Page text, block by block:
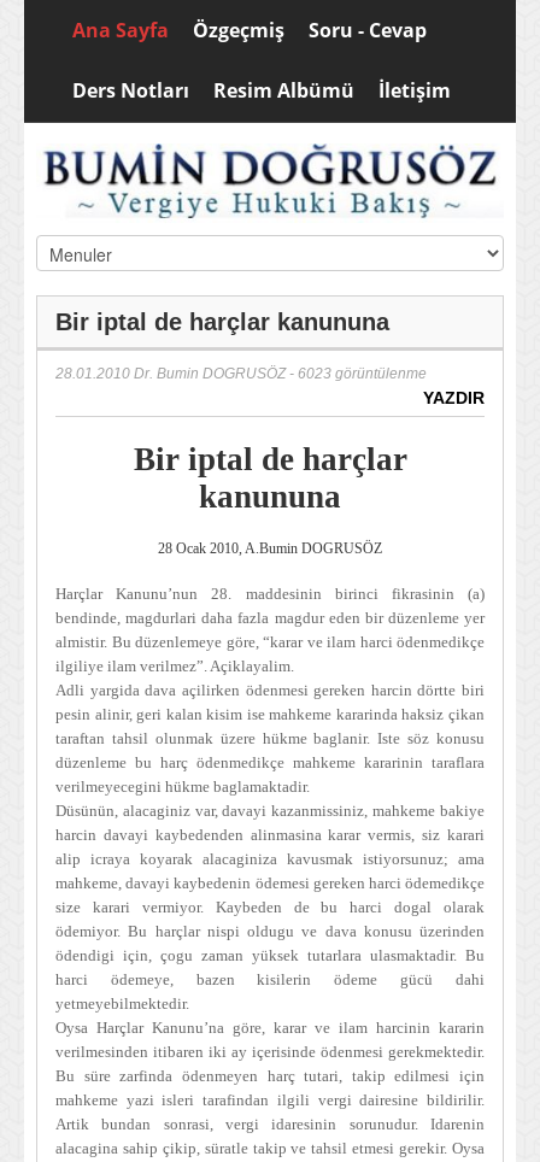
Ana Sayfa Özgeçmiş Soru - Cevap
Ders Notları Resim Albümü İletişim
Bir iptal de harçlar kanununa
28.01.2010 Dr. Bumin DOGRUSÖZ- 6023 görüntülenme
YAZDIR
Bir iptal de harçlar
kanununa
28 Ocak 2010, A.Bumin DOGRUSÖZ
Harçlar Kanunu’nun 28. maddesinin birinci fikrasinin (a)
bendinde, magdurlari daha fazla magdur eden bir düzenleme yer
almistir. Bu düzenlemeye göre, “karar ve ilam harci ödenmedikçe
ilgiliye ilam verilmez”. Açiklayalim.
Adli yargida dava açilirken ödenmesi gereken harcin dörtte biri
pesin alinir, geri kalan kisim ise mahkeme kararinda haksiz çikan
taraftan tahsil olunmak üzere hükme baglanir. Iste söz konusu
düzenleme bu harç ödenmedikçe mahkeme kararinin taraflara
verilmeyecegini hükme baglamaktadir.
Düsünün, alacaginiz var, davayi kazanmissiniz, mahkeme bakiye
harcin davayi kaybedenden alinmasina karar vermis, siz karari
alip icraya koyarak alacaginiza kavusmak istiyorsunuz; ama
mahkeme, davayi kaybedenin ödemesi gereken harci ödemedikçe
size karari vermiyor. Kaybeden de bu harci dogal olarak
ödemiyor. Bu harçlar nispi oldugu ve dava konusu üzerinden
ödendigi için, çogu zaman yüksek tutarlara ulasmaktadir. Bu
harci ödemeye, bazen kisilerin ödeme gücü dahi
yetmeyebilmektedir.
Oysa Harçlar Kanunu’na göre, karar ve ilam harcinin kararin
verilmesinden itibaren iki ay içerisinde ödenmesi gerekmektedir.
Bu süre zarfinda ödenmeyen harç tutari, takip edilmesi için
mahkeme yazi isleri tarafindan ilgili vergi dairesine bildirilir.
Artik bundan sonrasi, vergi idaresinin sorunudur. Idarenin
alacagina sahip çikip, süratle takip ve tahsil etmesi gerekir. Oysa